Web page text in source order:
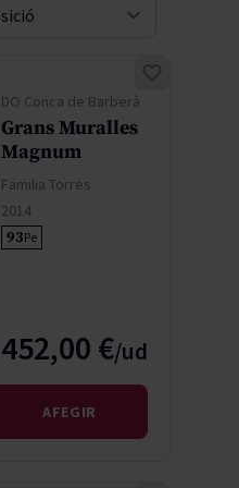
DO Conca de Barberà
Grans Muralles
Magnum
Familia Torres
2014
93Pe
452,00 €
AFEGIR